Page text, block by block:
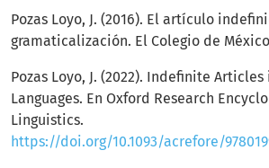
Pozas Loyo, J. (2016). El artículo
gramaticalización. El Colegio de
Pozas Loyo, J. (2022). Indefinite
Languages. En Oxford Research
Linguistics.
https://doi.org/10.1093/acrefore/